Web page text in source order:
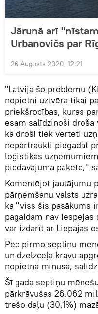
Jārunā arī
Urbanovičs par
26 Augusts 2020, 12:21
"Latvija šo problēmu
nopietni uztvēra tikai
priekšrocības, kuras
esam salīdzinoši
kā droši tiek vērtēti
nepārtraukti piegādāt
loģistikas
piedāvājuma pakete,"
Komentējot jautājumu
pārņemšanu valsts
ka "viss šis pasākums
pagaidām nav
var izdarīt ar Liepājas
Pēc pirmo septiņu
un dzelzceļa kravu
nopietnā mīnusā,
Šī gada septiņu
pārkrāvušas 26,062
trešo daļu (30,1%)